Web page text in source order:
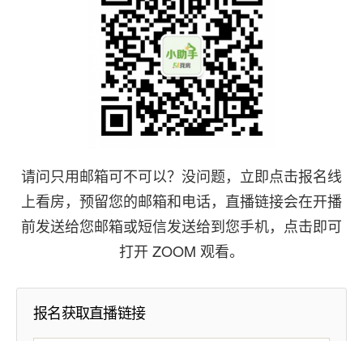
请问只用邮箱可不可以？没问题，立即点击报名线
上看房，预留您的邮箱和电话，直播链接会在开播
前发送给您邮箱或短信发送给到您手机，点击即可
打开 ZOOM 观看。
报名获取直播链接